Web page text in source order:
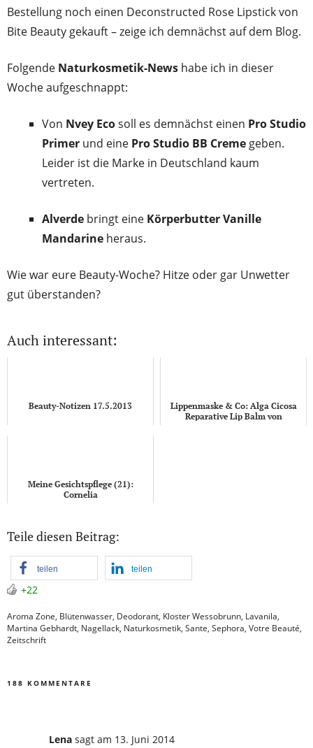
Bestellung noch einen Deconstructed Rose Lipstick von
Bite Beauty gekauft – zeige ich demnächst auf dem Blog.
Folgende Naturkosmetik-News habe ich in dieser
Woche aufgeschnappt:
Von Nvey Ecosoll es demnächst einen Pro Studio
Primer und eine Pro Studio BB Creme geben.
Leider ist die Marke in Deutschland kaum
vertreten.
Alverde bringt eine Körperbutter Vanille
Mandarine heraus.
Wie war eure Beauty-Woche? Hitze oder gar Unwetter
gut überstanden?
Auch interessant:
Beauty-Notizen 17.5.2013
Lippenmaske & Co: Alga Cicosa
Reparative Lip Balm von
Meine Gesichtspflege (21):
Cornelia
Teile diesen Beitrag:
teilen teilen
+22
Aroma Zone, Blütenwasser, Deodorant, Kloster Wessobrunn, Lavanila,
Martina Gebhardt, Nagellack, Naturkosmetik, Sante, Sephora, Votre Beauté,
Zeitschrift
188 KOMMENTARE
Lena sagt am 13. Juni 2014